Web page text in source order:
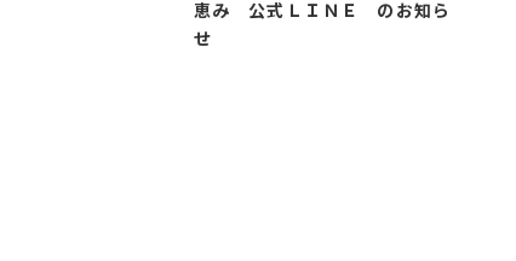
恵み 公式ＬＩＮＥ のお知ら
せ